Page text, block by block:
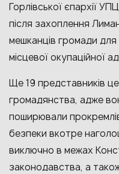
Горлівської єпархії
після захоплення
мешканців громади для
місцевої окупаційної
Ще 19 представників
громадянства, адже
поширювали
безпеки вкотре
виключно в межах
законодавства, а